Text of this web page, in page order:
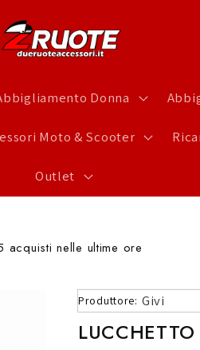
Donna
Moto & Scooter
Outlet
acquisti nelle ultime ore
Produttore: Givi